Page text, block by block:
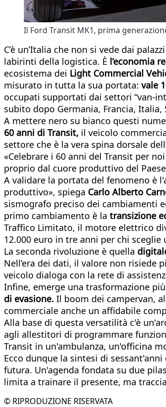
Il Ford Transit MK1, prima
C’è un’Italia che non si vede dai
labirinti della logistica. È l’economia
ecosistema dei Light Commercial
misurato in tutta la sua portata: vale
occupati supportati dai settori “van-
subito dopo Germania, Francia,
A mettere nero su bianco questi
60 anni di Transit, il veicolo
settore che è la vera spina dorsale
«Celebrare i 60 anni del Transit per
proprio dal cuore produttivo del
A validare la portata del fenomeno è
produttivo», spiega Carlo Alberto
sismografo preciso dei cambiamenti
primo cambiamento è la transizione
Traffico Limitato, il motore elettrico
12.000 euro in tre anni per chi sceglie
La seconda rivoluzione è quella
Nell’era dei dati, il valore non risiede
veicolo dialoga con la rete di
Infine, emerge una trasformazione
di evasione. Il boom dei campervan,
commerciale anche un affidabile
Alla base di questa versatilità c'è
agli allestitori di programmare
Transit in un'ambulanza, un'officina
Ecco dunque la sintesi di
futura. Un'agenda fondata su due
limita a trainare il presente, ma
© RIPRODUZIONE RISERVATA